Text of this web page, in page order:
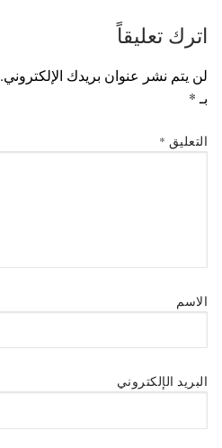
اترك تعليقاً
لن يتم نشر عنوان بريدك الإلكتروني.
بـ *
التعليق *
الاسم
البريد الإلكتروني